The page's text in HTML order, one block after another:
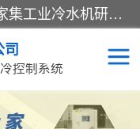
宿迁慈乌温控科技有限公司是一家集工业冷水机研发、制造、营销、服务于一体的技术生产型企业，经营范围包括：冷水机、螺杆式冷水机组、工业冷水机、水冷式冷水机、风冷式冷水机组、风冷螺杆式冷冻机组、冷冻机、注塑专用冷水机、混泥土专用冷水机、低温防爆冷水机组等。专业温控设备供应商 模温机/冷水机/导热油炉定制服务等
控制系统